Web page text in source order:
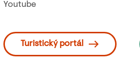
Youtube
Turistický portál